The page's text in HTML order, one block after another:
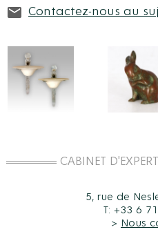
Contactez-nous au
CABINET
5, rue de
T: +33 6
> Nous